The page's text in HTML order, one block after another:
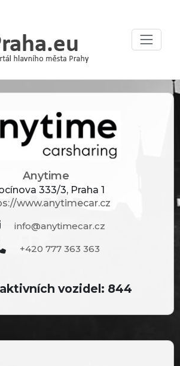
Anytime
333/3, Praha 1
www.anytimecar.cz
info@anytimecar.cz
+420 777 363 363
vozidel: 844